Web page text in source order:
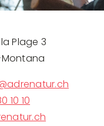
Plage 3
10 10